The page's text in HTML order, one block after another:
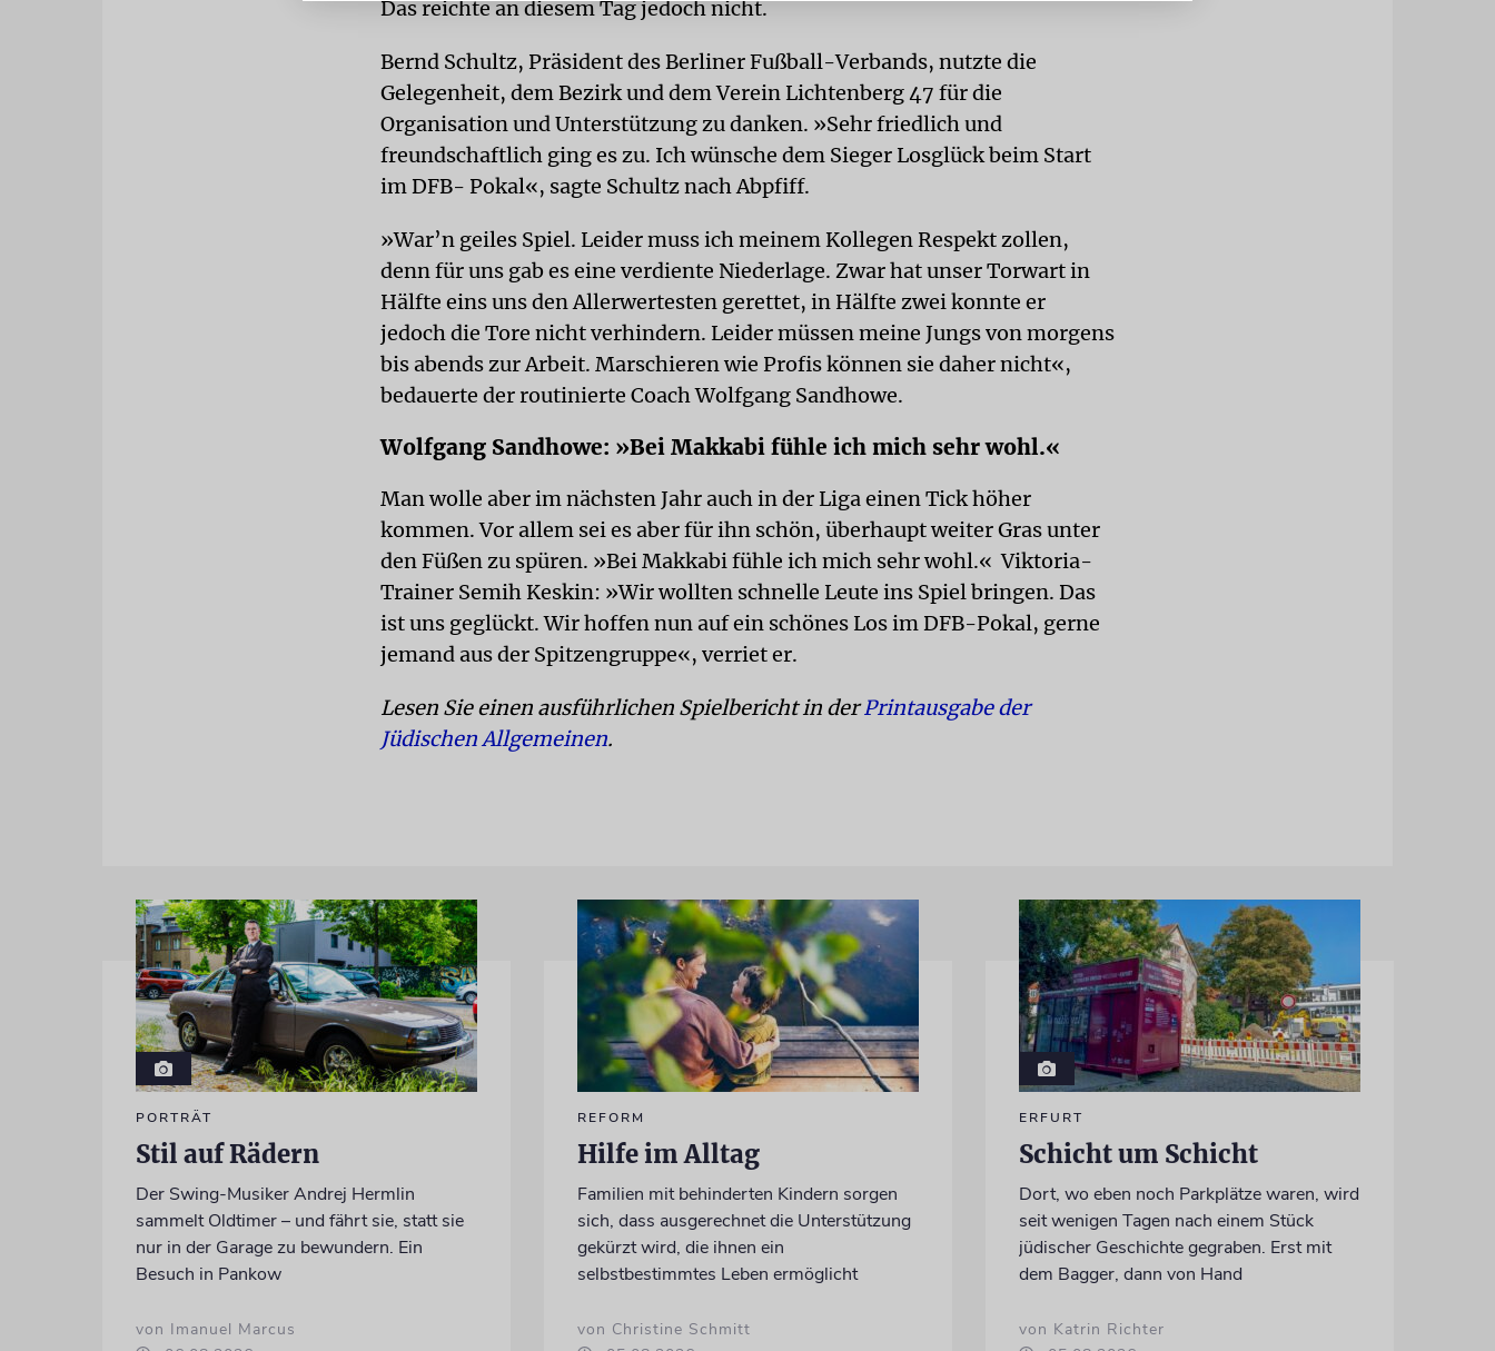
Das reichte an diesem Tag jedoch nicht.
Bernd Schultz, Präsident des Berliner Fußball-Verbands, nutzte die
Gelegenheit, dem Bezirk und dem Verein Lichtenberg 47 für die
Organisation und Unterstützung zu danken. »Sehr friedlich und
freundschaftlich ging es zu. Ich wünsche dem Sieger Losglück beim Start
im DFB- Pokal«, sagte Schultz nach Abpfiff.
»War’n geiles Spiel. Leider muss ich meinem Kollegen Respekt zollen,
denn für uns gab es eine verdiente Niederlage. Zwar hat unser Torwart in
Hälfte eins uns den Allerwertesten gerettet, in Hälfte zwei konnte er
jedoch die Tore nicht verhindern. Leider müssen meine Jungs von morgens
bis abends zur Arbeit. Marschieren wie Profis können sie daher nicht«,
bedauerte der routinierte Coach Wolfgang Sandhowe.
Wolfgang Sandhowe: »Bei Makkabi fühle ich mich sehr wohl.«
Man wolle aber im nächsten Jahr auch in der Liga einen Tick höher
kommen. Vor allem sei es aber für ihn schön, überhaupt weiter Gras unter
den Füßen zu spüren. »Bei Makkabi fühle ich mich sehr wohl.« Viktoria-
Trainer Semih Keskin: »Wir wollten schnelle Leute ins Spiel bringen. Das
ist uns geglückt. Wir hoffen nun auf ein schönes Los im DFB-Pokal, gerne
jemand aus der Spitzengruppe«, verriet er.
Lesen Sie einen ausführlichen Spielbericht in derPrintausgabe der
Jüdischen Allgemeinen.
PORTRÄT
Stil auf Rädern
Der Swing-Musiker Andrej Hermlin
sammelt Oldtimer – und fährt sie, statt sie
nur in der Garage zu bewundern. Ein
Besuch in Pankow
von Imanuel Marcus
REFORM
Hilfe im Alltag
Familien mit behinderten Kindern sorgen
sich, dass ausgerechnet die Unterstützung
gekürzt wird, die ihnen ein
selbstbestimmtes Leben ermöglicht
von Christine Schmitt
ERFURT
Schicht um Schicht
Dort, wo eben noch Parkplätze waren, wird
seit wenigen Tagen nach einem Stück
jüdischer Geschichte gegraben. Erst mit
dem Bagger, dann von Hand
von Katrin Richter